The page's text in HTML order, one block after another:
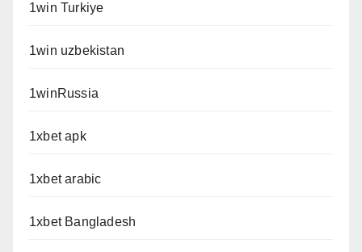
1win Turkiye
1win uzbekistan
1winRussia
1xbet apk
1xbet arabic
1xbet Bangladesh